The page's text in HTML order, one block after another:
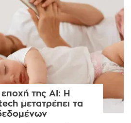
εποχή της AI: Η
μετατρέπει τα